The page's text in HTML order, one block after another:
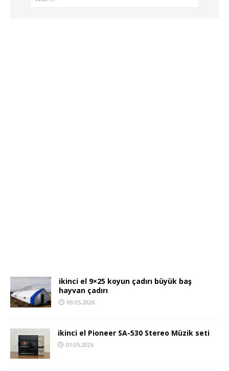
ikinci el 9×25 koyun çadırı büyük baş
hayvan çadırı
09.05.2026
ikinci el Pioneer SA-530 Stereo Müzik seti
01.05.2026